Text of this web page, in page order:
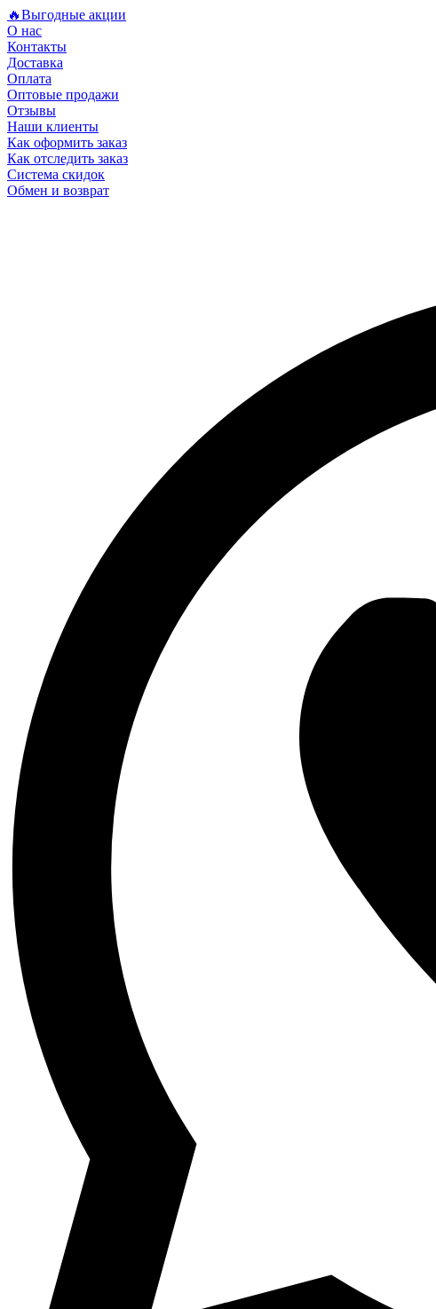
🔥Выгодные акции
О нас
Контакты
Доставка
Оплата
Оптовые продажи
Отзывы
Наши клиенты
Как оформить заказ
Как отследить заказ
Система скидок
Обмен и возврат